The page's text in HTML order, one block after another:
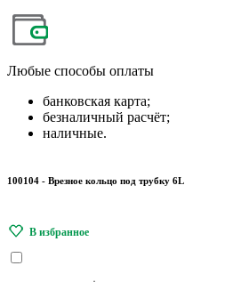
Любые способы оплаты
банковская карта;
безналичный расчёт;
наличные.
100104 - Врезное кольцо под трубку 6L